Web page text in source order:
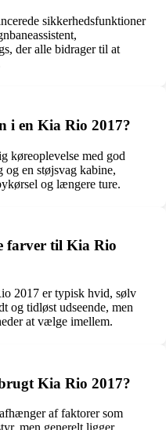
sikkerhedsfunktioner
der alle bidrager til at
i en Kia Rio 2017?
køreoplevelse med god
en støjsvag kabine,
og længere ture.
farver til Kia Rio
2017 er typisk hvid, sølv
og tidløst udseende, men
at vælge imellem.
Kia Rio 2017?
af faktorer som